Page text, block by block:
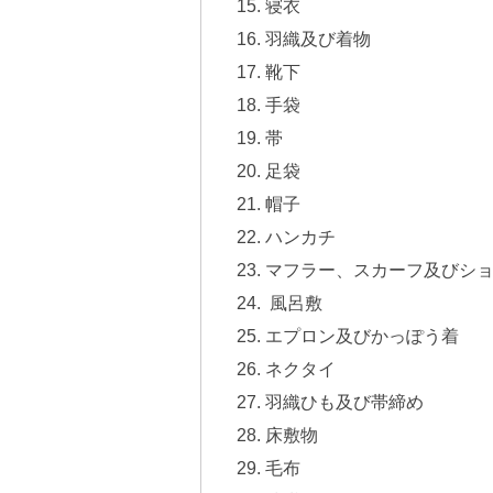
寝衣
羽織及び着物
靴下
手袋
帯
足袋
帽子
ハンカチ
マフラー、スカーフ及びシ
風呂敷
エプロン及びかっぽう着
ネクタイ
羽織ひも及び帯締め
床敷物
毛布